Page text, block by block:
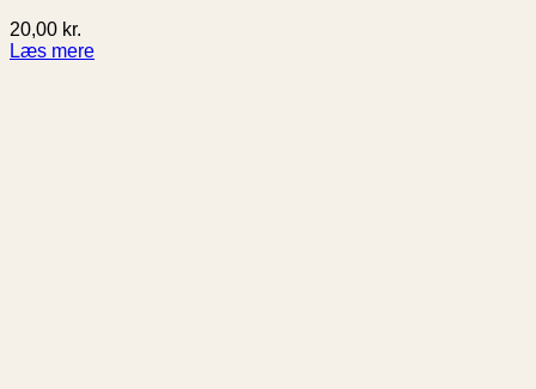
20,00 kr.
Læs mere